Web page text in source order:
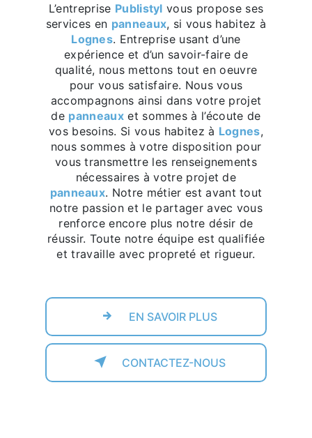
L’entreprise Publistyl vous propose ses
services en panneaux, si vous habitez à
Lognes. Entreprise usant d’une
expérience et d’un savoir-faire de
qualité, nous mettons tout en oeuvre
pour vous satisfaire. Nous vous
accompagnons ainsi dans votre projet
de panneauxet sommes à l’écoute de
vos besoins. Si vous habitez à Lognes,
nous sommes à votre disposition pour
vous transmettre les renseignements
nécessaires à votre projet de
panneaux. Notre métier est avant tout
notre passion et le partager avec vous
renforce encore plus notre désir de
réussir. Toute notre équipe est qualifiée
et travaille avec propreté et rigueur.
EN SAVOIR PLUS
CONTACTEZ-NOUS